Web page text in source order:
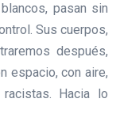
pasan sin
Sus cuerpos,
después,
espacio, con aire,
Hacia lo